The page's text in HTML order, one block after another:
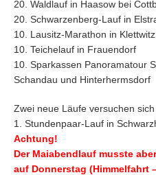
20. Waldlauf in Haasow bei
20. Schwarzenberg-Lauf in
10. Lausitz-Marathon in Klettwitz
10. Teichelauf in Frauendorf
10. Sparkassen Panoramatour
Schandau und Hinterhermsdorf
Zwei neue Läufe versuchen
1. Stundenpaar-Lauf in
Achtung!
Der Maiabendlauf musste
auf Donnerstag (Himmelfahrt